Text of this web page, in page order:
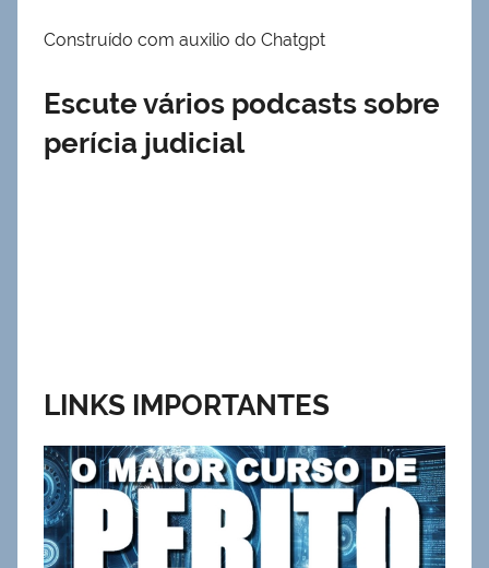
Construído com auxilio do Chatgpt
Escute vários podcasts sobre
perícia judicial
LINKS IMPORTANTES